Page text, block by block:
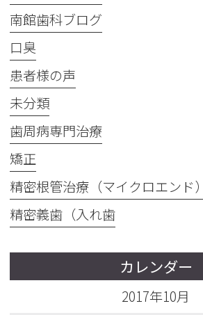
南館歯科ブログ
口臭
患者様の声
未分類
歯周病専門治療
矯正
精密根管治療（マイクロエンド）
精密義歯（入れ歯
カレンダー
2017年10月